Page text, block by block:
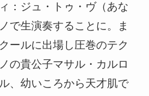
：ジュ・トゥ・ヴ（あな
で生演奏することに。ま
ールに出場し圧巻のテク
の貴公子マサル・カルロ
、幼いころから天才肌で